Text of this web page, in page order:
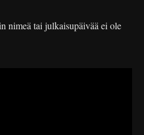
nimeä tai julkaisupäivää ei ole